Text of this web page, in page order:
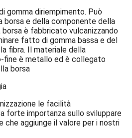
gomma diriempimento. Può
borsa e della componente della
è fabbricato vulcanizzando
fatto di gomma bassa e del
fibra. Il materiale della
fine è metallo ed è collegato
borsa
le facilità
forte importanza sullo sviluppare
che aggiunge il valore per i nostri